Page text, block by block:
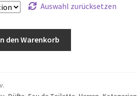
Auswahl zurücksetzen
den Warenkorb